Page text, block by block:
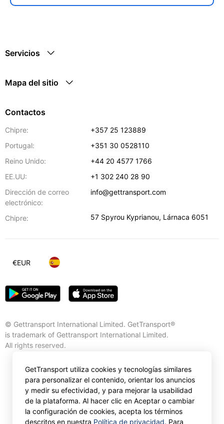
Servicios
Mapa del sitio
Contactos
Chipre:
+357 25 123889
Portugal:
+351 30 0528110
Reino Unido:
+44 20 4577 1766
EE.UU:
+1 302 240 28 90
Dirección de correo
electrónico:
info@gettransport.com
Chipre: 57 Spyrou Kyprianou, Lárnaca 6051
© Gettransport International Limited. GetTransport®
is trademark of Gettransport International Limited.
All rights reserved.
€EUR
GetTransport utiliza cookies y tecnologías similares
para personalizar el contenido, orientar los anuncios
y medir su efectividad, y para mejorar la usabilidad
de la plataforma. Al hacer clic en Aceptar o cambiar
la configuración de cookies, acepta los términos
descritos en nuestra Política de privacidad. Para